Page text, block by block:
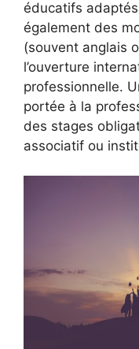
éducatifs
également des
(souvent anglais
l’ouverture
professionnelle.
portée à la
des stages
associatif ou